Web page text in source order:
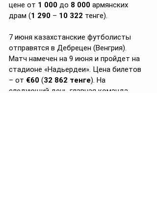
цене от 1 000 до 8 000 армянских
драм (1 290 – 10 322 тенге).
7 июня казахстанские футболисты
отправятся в Дебрецен (Венгрия).
Матч намечен на 9 июня и пройдет на
стадионе «Надьердеи». Цена билетов
– от €60 (32 862 тенге). На
следующий день главная команда